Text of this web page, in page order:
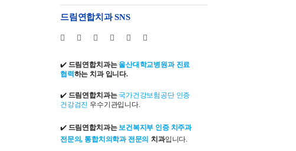
드림연합치과 SNS
✔️ 드림연합치과는 울산대학교병원과 진료
협력하는 치과 입니다.
✔️ 드림연합치과는 국가건강보험공단 인증
건강검진 우수기관입니다.
✔️ 드림연합치과는보건복지부 인증 치주과
전문의, 통합치의학과 전문의 치과입니다.